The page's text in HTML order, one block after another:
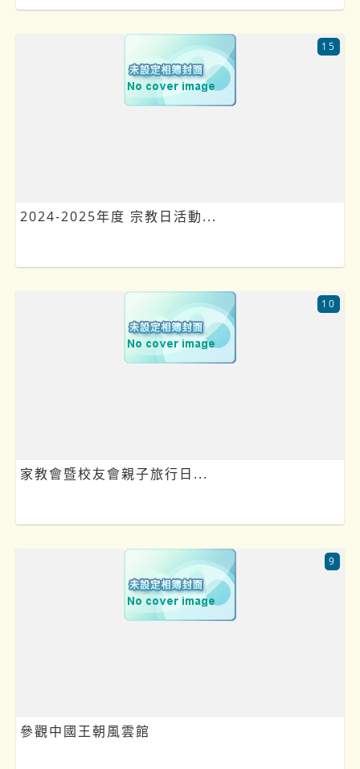
2024-2025年度 宗教日活動...
15
家教會暨校友會親子旅行日...
10
參觀中國王朝風雲館
9